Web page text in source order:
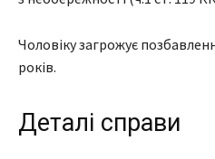
Чоловіку загрожує
років.
Деталі справи